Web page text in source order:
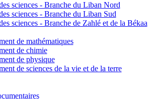
sciences - Branche du Liban Nord
sciences - Branche du Liban Sud
sciences - Branche de Zahlé et de la Békaa
de mathématiques
de chimie
de physique
de sciences de la vie et de la terre